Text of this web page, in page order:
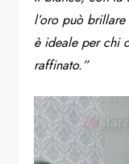
l’oro può
è ideale per chi
raffinato.”